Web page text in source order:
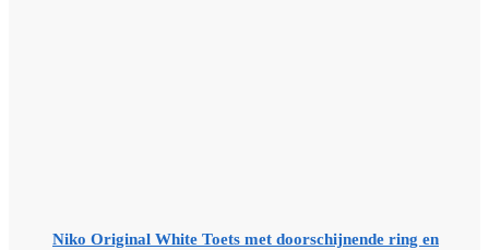
Niko Original White Toets met doorschijnende ring en